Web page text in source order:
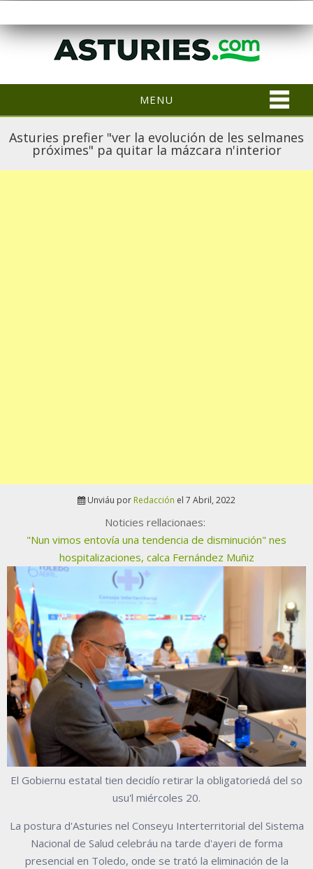
MENU
Asturies prefier "ver la evolución de les selmanes
próximes" pa quitar la mázcara n'interior
Unviáu por Redacción el 7 Abril, 2022
Noticies rellacionaes:
"Nun vimos entovía una tendencia de disminución" nes
hospitalizaciones, calca Fernández Muñiz
El Gobiernu estatal tien decidío retirar la obligatoriedá del so
usu'l miércoles 20.
La postura d'Asturies nel Conseyu Interterritorial del Sistema
Nacional de Salud celebráu na tarde d'ayeri de forma
presencial en Toledo, onde se trató la eliminación de la